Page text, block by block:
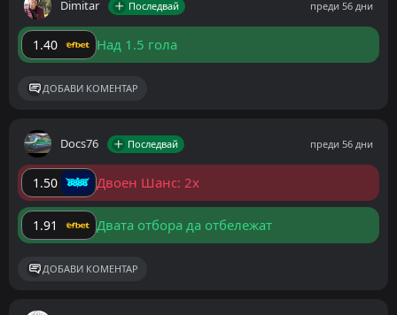
Dimitar Последвай преди 56 дни
1.40 Над 1.5 гола
ДОБАВИ КОМЕНТАР
Docs76 Последвай преди 56 дни
1.50 Двоен Шанс: 2x
1.91 Двата отбора да отбележат
ДОБАВИ КОМЕНТАР